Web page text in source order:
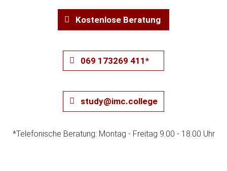
Kostenlose Beratung
069 173269 411*
study@imc.college
*Telefonische Beratung: Montag - Freitag 9.00 - 18.00 Uhr